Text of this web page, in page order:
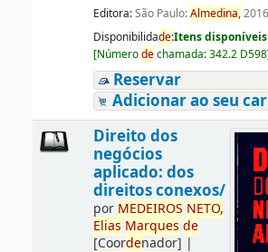
Editora:São Paulo:Almedina,2016
Disponibilidade:Itens
[Númerodechamada:342.2 D598
Reservar
Adicionar ao seu
Direito dos
negócios
aplicado: dos
direitos conexos/
por MEDEIROS NETO,
Elias Marques de
[Coordenador] |